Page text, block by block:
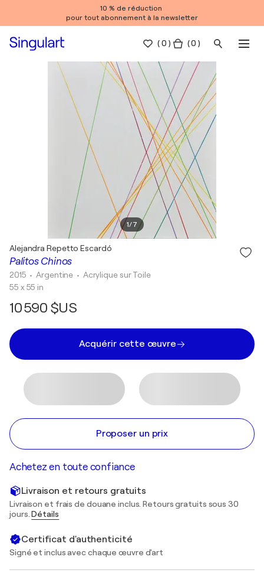
10 % de réduction
pour tout abonnement à la newsletter
(0 ) ( 0 )
1/7
Palitos Chinos
Alejandra Repetto Escardó
2015 • Argentine • Acrylique sur Toile
55 x 55 in
10 590 $US
Acquérir cette œuvre
Proposer un prix
Achetez en toute confiance
Livraison et retours gratuits
Livraison et frais de douane inclus. Retours gratuits sous 30
jours.Détails
Certificat d'authenticité
Signé et inclus avec chaque œuvre d'art